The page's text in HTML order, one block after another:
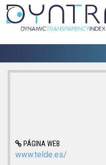
PÁGINA WEB
www.telde.es/